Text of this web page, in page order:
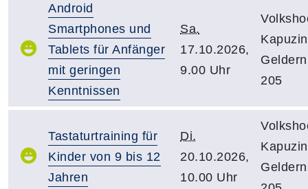
Android
Smartphones und
Tablets für Anfänger
mit geringen
Kenntnissen
Sa.
17.10.2026,
9.00 Uhr
205
Tastaturtraining für
Kinder von 9 bis 12
Jahren
Di.
20.10.2026,
10.00 Uhr